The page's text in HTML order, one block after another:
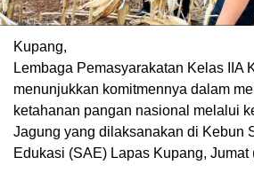
Kupang,
Lembaga Pemasyarakatan Kelas IIA
menunjukkan komitmennya dalam
ketahanan pangan nasional melalui
Jagung yang dilaksanakan di Kebun
Edukasi (SAE) Lapas Kupang, Jumat